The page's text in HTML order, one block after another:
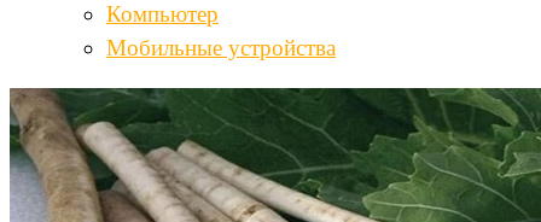
Компьютер
Мобильные устройства